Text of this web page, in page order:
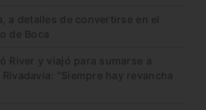
a detalles de convertirse en el
de Boca
River y viajó para sumarse a
“Siempre hay revancha